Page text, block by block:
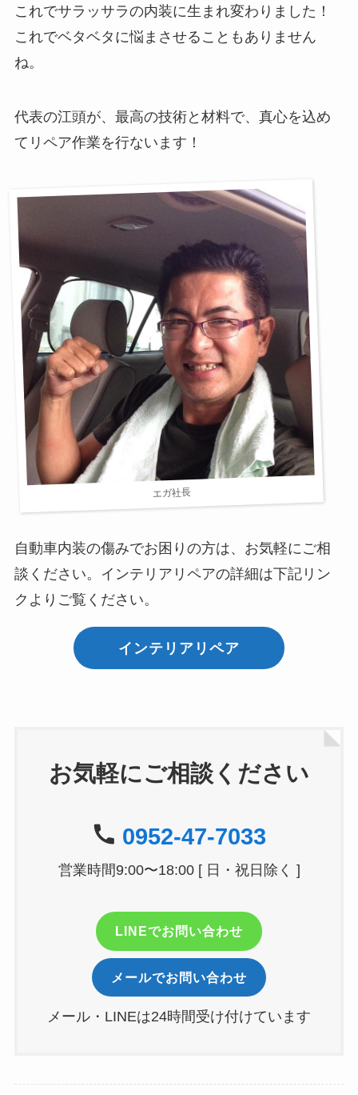
これでサラッサラの内装に生まれ変わりました！
これでベタベタに悩まさせることもありません
ね。
代表の江頭が、最高の技術と材料で、真心を込め
てリペア作業を行ないます！
エガ社長
自動車内装の傷みでお困りの方は、お気軽にご相
談ください。インテリアリペアの詳細は下記リン
クよりご覧ください。
インテリアリペア
お気軽にご相談ください
0952-47-7033
営業時間9:00〜18:00 [ 日・祝日除く ]
LINEでお問い合わせ
メールでお問い合わせ
メール・LINEは24時間受け付けています